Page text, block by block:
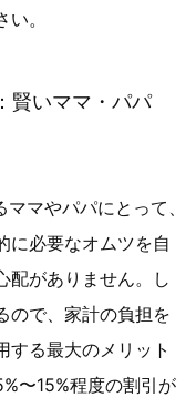
。
賢いママ・パパ
マやパパにとって、
に必要なオムツを自
配がありません。し
ので、家計の負担を
する最大のメリット
〜15%程度の割引が